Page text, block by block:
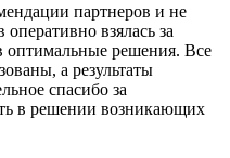
партнеров и не
взялась за
оптимальные решения. Все
а результаты
спасибо за
в решении возникающих